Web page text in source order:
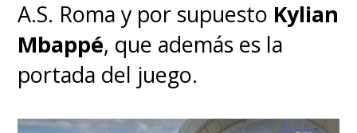
A.S. Roma y por supuesto Kylian
Mbappé, que además es la
portada del juego.